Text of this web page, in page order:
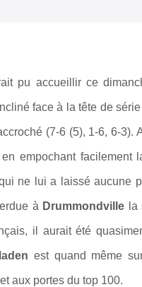
pu accueillir ce
face à la tête de
(7-6 (5), 1-6, 6-
empochant facilement
ne lui a laissé aucune
à Drummondville la
il aurait été
est quand même
aux portes du top 100.